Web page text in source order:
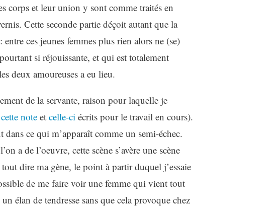
corps et leur union y sont comme traités en
Cette seconde partie déçoit autant que la
ces jeunes femmes plus rien alors ne (se)
si réjouissante, et qui est totalement
deux amoureuses a eu lieu.
de la servante, raison pour laquelle je
cette noteet celle-ciécrits pour le travail en cours).
ce qui m’apparaît comme un semi-échec.
a de l’oeuvre, cette scène s’avère une scène
dire ma gène, le point à partir duquel j’essaie
de me faire voir une femme qui vient tout
élan de tendresse sans que cela provoque chez